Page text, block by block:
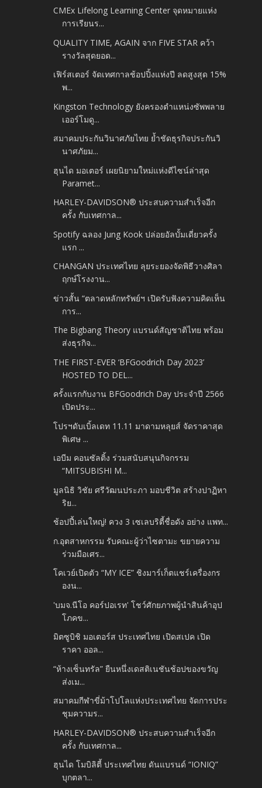
CMEx Lifelong Learning Center จุดหมายแห่ง
การเรียนร...
QUALITY TIME, AGAIN จาก FIVE STAR คว้า
รางวัลสุดยอด...
เฟิร์สเตอร์ จัดเทศกาลช้อปปิ้งแห่งปี ลดสูงสุด 15%
พ...
Kingston Technology ยังครองตำแหน่งซัพพลาย
เออร์โมดู...
สมาคมประกันวินาศภัยไทย ย้ำชัดธุรกิจประกันวิ
นาศภัยม...
ฮุนได มอเตอร์ เผยนิยามใหม่แห่งดีไซน์ล่าสุด
Paramet...
HARLEY-DAVIDSON® ประสบความสำเร็จอีก
ครั้ง กับเทศกาล...
Spotify ฉลอง Jung Kook ปล่อยอัลบั้มเดี่ยวครั้ง
แรก ...
CHANGAN ประเทศไทย ลุยระยองจัดพิธีวางศิลา
ฤกษ์โรงงาน...
ข่าวสั้น “ตลาดหลักทรัพย์ฯ เปิดรับฟังความคิดเห็น
การ...
The Bigbang Theory แบรนด์สัญชาติไทย พร้อม
ส่งธุรกิจ...
THE FIRST-EVER ‘BFGoodrich Day 2023’
HOSTED TO DEL...
ครั้งแรกกับงาน BFGoodrich Day ประจำปี 2566
เปิดประ...
โปรฯดับเบิ้ลเดท 11.11 มาดามหลุยส์ จัดราคาสุด
พิเศษ ...
เอบีม คอนซัลติ้ง ร่วมสนับสนุนกิจกรรม
“MITSUBISHI M...
มูลนิธิ วิชัย ศรีวัฒนประภา มอบชีวิต สร้างปาฏิหา
ริย...
ช้อปปี้เล่นใหญ่! ควง 3 เซเลบริตี้ชื่อดัง อย่าง แพท...
ก.อุตสาหกรรม รับคณะผู้ว่าไซตามะ ขยายความ
ร่วมมือเศร...
โคเวย์เปิดตัว “MY ICE” ชิงมาร์เก็ตแชร์เครื่องกร
องน...
'บมจ.นีโอ คอร์ปอเรท' โชว์ศักยภาพผู้นำสินค้าอุป
โภคข...
มิตซูบิชิ มอเตอร์ส ประเทศไทย เปิดสเปค เปิด
ราคา ออล...
“ห้างเซ็นทรัล” ยืนหนึ่งเดสติเนชันช้อปของขวัญ
ส่งเม...
สมาคมกีฬาขี่ม้าโปโลแห่งประเทศไทย จัดการประ
ชุมความร...
HARLEY-DAVIDSON® ประสบความสำเร็จอีก
ครั้ง กับเทศกาล...
ฮุนได โมบิลิตี้ ประเทศไทย ดันแบรนด์ “IONIQ”
บุกตลา...